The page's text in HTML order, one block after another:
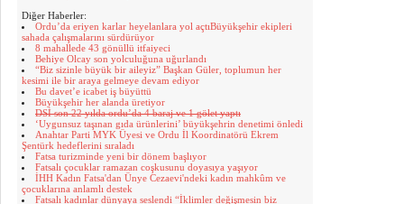
Diğer Haberler:
Ordu’da eriyen karlar heyelanlara yol açtıBüyükşehir ekipleri
sahada çalışmalarını sürdürüyor
8 mahallede 43 gönüllü itfaiyeci
Behiye Olcay son yolculuğuna uğurlandı
“Biz sizinle büyük bir aileyiz” Başkan Güler, toplumun her
kesimi ile bir araya gelmeye devam ediyor
Bu davet’e icabet iş büyüttü
Büyükşehir her alanda üretiyor
DSİ son 22 yılda ordu’da 4 baraj ve 1 gölet yaptı
‘Uygunsuz taşınan gıda ürünlerini’ büyükşehrin denetimi önledi
Anahtar Parti MYK Üyesi ve Ordu İl Koordinatörü Ekrem
Şentürk hedeflerini sıraladı
Fatsa turizminde yeni bir dönem başlıyor
Fatsalı çocuklar ramazan coşkusunu doyasıya yaşıyor
İHH Kadın Fatsa'dan Ünye Cezaevi'ndeki kadın mahkûm ve
çocuklarına anlamlı destek
Fatsalı kadınlar dünyaya seslendi “İklimler değişmesin biz